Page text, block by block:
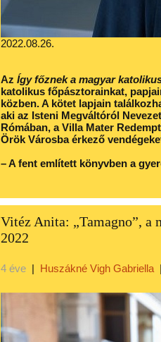
2022.08.26.
Az Így főznek a magyar
katolikus főpásztorainkat,
közben. A kötet lapjain
aki az Isteni Megváltóról
Rómában, a Villa Mater
Örök Városba érkező
– A fent említett könyvben a
Vitéz Anita: „Tamagno”, a
2022
4 éve | Huszákné Vigh Gabriella